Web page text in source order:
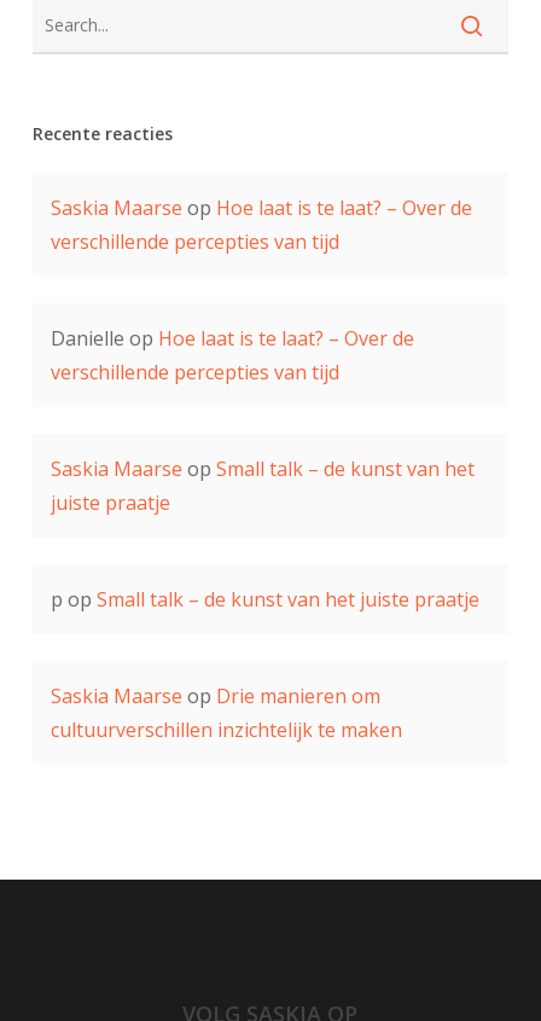
Recente reacties
Saskia Maarse op Hoe laat is te laat? – Over de
verschillende percepties van tijd
Danielle op Hoe laat is te laat? – Over de
verschillende percepties van tijd
Saskia Maarse op Small talk – de kunst van het
juiste praatje
p op Small talk – de kunst van het juiste praatje
Saskia Maarse op Drie manieren om
cultuurverschillen inzichtelijk te maken
VOLG SASKIA OP